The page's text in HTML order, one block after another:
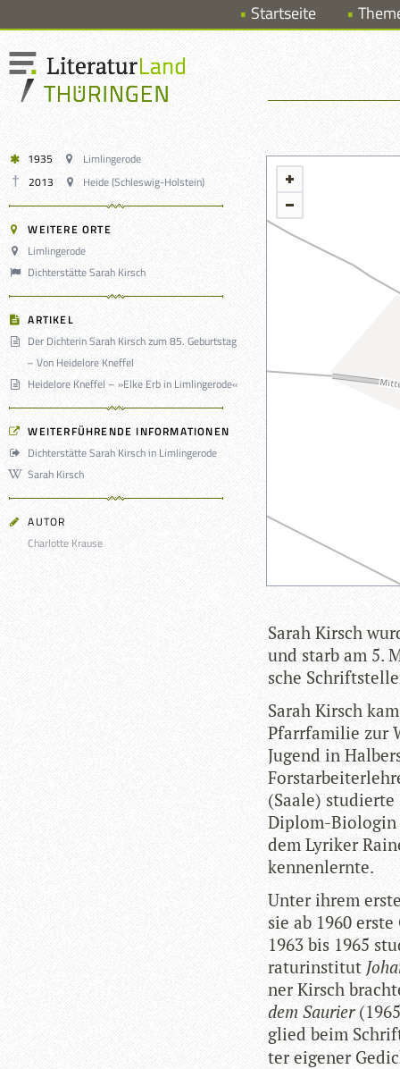
Startseite
1935
Limlingerode
2013
Heide (Schleswig-Holstein)
WEITERE ORTE
Limlingerode
Dichterstätte Sarah Kirsch
ARTIKEL
Der Dichterin Sarah Kirsch zum 85. Geburtstag
– Von Heidelore Kneffel
Heidelore Kneffel – »Elke Erb in Limlingerode«
WEITERFÜHRENDE INFORMATIONEN
Dichterstätte Sarah Kirsch in Limlingerode
Sarah Kirsch
AUTOR
Charlotte Krause
Sarah Kirsch
und starb am 5.
sche
Sarah Kirsch
Pfarr­fa­mi­lie zur
Jugend in
(Saale)
Diplom-Bio­lo­gin
dem Lyri­ker
kennenlernte.
Unter ihrem
sie ab 1960
1963 bis 1965
ra­tur­in­sti­tut
ner Kirsch
dem Sau­rier
glied beim
ter eige­ner